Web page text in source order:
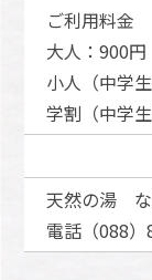
ご利用料金
大人：900円
小人（中学
学割（中学
天然の湯
電話（088